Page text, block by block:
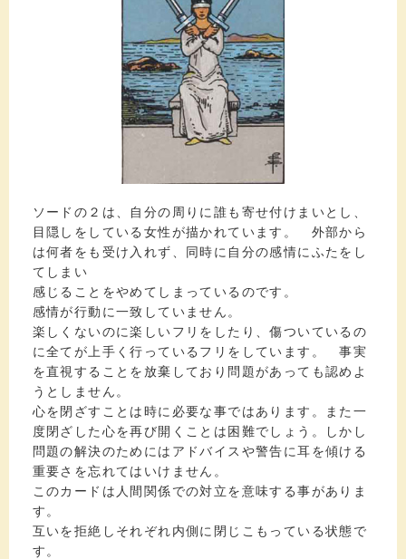
ソードの２は、自分の周りに誰も寄せ付けまいとし、
目隠しをしている女性が描かれています。 外部から
は何者をも受け入れず、同時に自分の感情にふたをし
てしまい
感じることをやめてしまっているのです。
感情が行動に一致していません。
楽しくないのに楽しいフリをしたり、傷ついているの
に全てが上手く行っているフリをしています。 事実
を直視することを放棄しており問題があっても認めよ
うとしません。
心を閉ざすことは時に必要な事ではあります。また一
度閉ざした心を再び開くことは困難でしょう。しかし
問題の解決のためにはアドバイスや警告に耳を傾ける
重要さを忘れてはいけません。
このカードは人間関係での対立を意味する事がありま
す。
互いを拒絶しそれぞれ内側に閉じこもっている状態で
す。